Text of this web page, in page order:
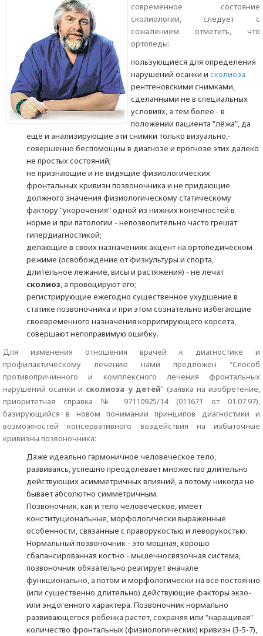
современное состояние
сколиологии, следует с
сожалением отметить, что
ортопеды:
пользующиеся для определения
нарушений осанки и сколиоза
рентгеновскими снимками,
сделанными не в специальных
условиях, а тем более - в
положении пациента "лёжа", да
ещё и анализирующие эти снимки только визуально,-
совершенно беспомощны в диагнозе и прогнозе этих далеко
не простых состояний;
не признающие и не видящие физиологических
фронтальных кривизн позвоночника и не придающие
должного значения физиологическому статическому
фактору "укорочения" одной из нижних конечностей в
норме и при патологии - непозволительно часто грешат
гипердиагностикой;
делающие в своих назначениях акцент на ортопедическом
режиме (освобождение от физкультуры и спорта,
длительное лежание, висы и растяжения) - не лечат
сколиоз, а провоцируют его;
регистрирующие ежегодно существенное ухудшение в
статике позвоночника и при этом сознательно избегающие
своевременного назначения корригирующего корсета,
совершают непоправимую ошибку.
Для изменения отношения врачей к диагностике и
профилактическому лечению нами предложен "Способ
противопричинного и комплексного лечения фронтальных
нарушений осанки и сколиоза у детей" (заявка на изобретение,
приоритетная справка № 97110925/14 (011671 от 01.07.97),
базирующийся в новом понимании принципов диагностики и
возможностей консервативного воздействия на избыточные
кривизны позвоночника:
Даже идеально гармоничное человеческое тело,
развиваясь, успешно преодолевает множество длительно
действующих асимметричных влияний, а потому никогда не
бывает абсолютно симметричным.
Позвоночник, как и тело человеческое, имеет
конституциональные, морфологически выраженные
особенности, связанные с праворукостью и леворукостью.
Нормальный позвоночник - это мощная, хорошо
сбалансированная костно - мышечносвязочная система,
позвоночник обязательно реагирует вначале
функционально, а потом и морфологически на все постоянно
(или существенно длительно) действующие факторы экзо-
или эндогенного характера. Позвоночник нормально
развивающегося ребенка растет, сохраняя или "наращивая"
количество фронтальных (физиологических) кривизн (3-5-7),